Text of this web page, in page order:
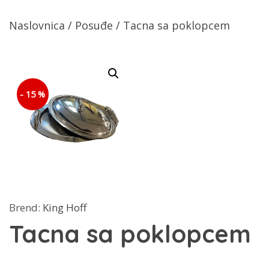
Naslovnica / Posuđe / Tacna sa poklopcem
- 15 %
Brend: King Hoff
Tacna sa poklopcem